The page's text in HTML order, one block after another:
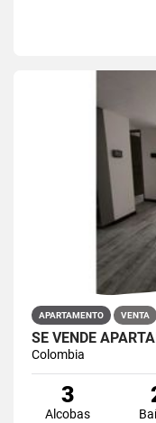
APARTAMENTO VENTA
SE VENDE
Colombia
3
Alcobas